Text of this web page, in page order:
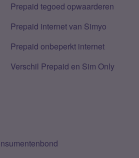
Prepaid tegoed opwaarderen
Prepaid internet van Simyo
Prepaid onbeperkt internet
Verschil Prepaid en Sim Only